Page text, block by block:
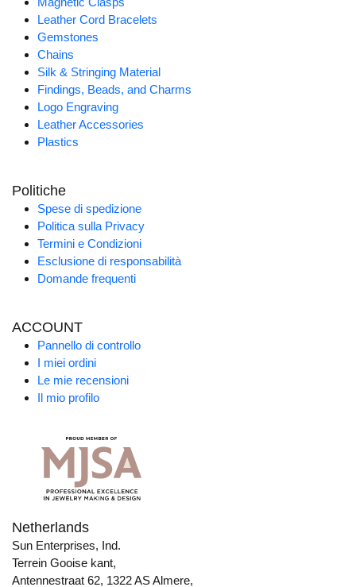
Leather Cord Bracelets
Gemstones
Chains
Silk & Stringing Material
Findings, Beads, and Charms
Logo Engraving
Leather Accessories
Plastics
Politiche
Spese di spedizione
Politica sulla Privacy
Termini e Condizioni
Esclusione di responsabilità
Domande frequenti
ACCOUNT
Pannello di controllo
I miei ordini
Le mie recensioni
Il mio profilo
Netherlands
Sun Enterprises, Ind.
Terrein Gooise kant,
Antennestraat 62, 1322 AS Almere,